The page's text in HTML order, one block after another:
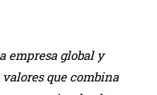
empresa global y
que combina